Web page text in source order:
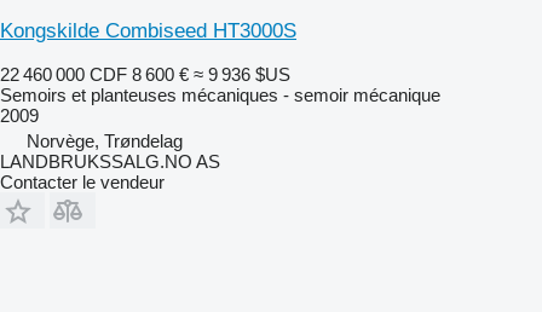
Kongskilde Combiseed HT3000S
22 460 000 CDF 8 600 € ≈ 9 936 $US
Semoirs et planteuses mécaniques - semoir mécanique
2009
Norvège, Trøndelag
LANDBRUKSSALG.NO AS
Contacter le vendeur